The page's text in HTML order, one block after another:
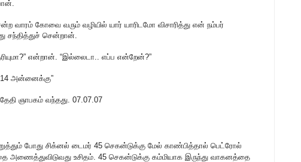
வாரம் கோவை வரும் வழியில் யார் யாரிடமோ விசாரித்து என் நம்பர்
சந்தித்துச் சென்றான்.
என்றான். “இல்லைடா.. எப்ப என்றேன்?”
14 அன்னைக்கு”
ஞாபகம் வந்தது. 07.07.07
போது சிக்னல் டைமர் 45 செகன்டுக்கு மேல் காண்பித்தால் பெட்ரோல்
அணைத்துவிடுவது உசிதம். 45 செகன்டுக்கு கம்மியாக இருந்து வாகனத்தை